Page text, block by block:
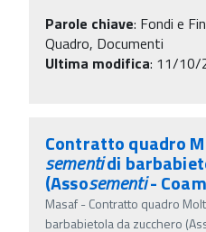
Parole chiave: Fondi e
Quadro, Documenti
Ultima modifica: 11/10/
Contratto quadro
sementidi
(Assosementi-
Masaf - Contratto quadro
barbabietola da zucchero